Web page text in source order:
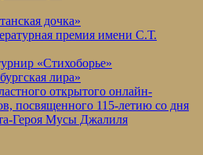
дочка»
премия имени С.Т.
«Стихоборье»
лира»
открытого онлайн-
посвященного 115-летию со дня
Героя Мусы Джалиля